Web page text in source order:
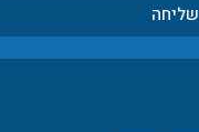
שליחה